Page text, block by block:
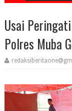
Usai
Polres Muba